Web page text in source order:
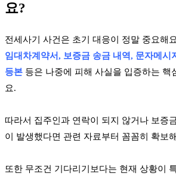
요?
전세사기 사건은 초기 대응이 정말 중요해
임대차계약서, 보증금 송금 내역, 문자메시
등본 등은 나중에 피해 사실을 입증하는 핵
요.
따라서 집주인과 연락이 되지 않거나 보증
이 발생했다면 관련 자료부터 꼼꼼히 확보
또한 무조건 기다리기보다는 현재 상황이